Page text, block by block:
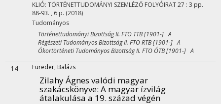
KLIÓ: TÖRTÉNETTUDOMÁNYI SZEMLÉZŐ FOLYÓIRAT27 : 3 pp.
88-93. , 6 p. (2018)
Tudományos
Történettudományi Bizottság II. FTO TTB [1901-] A
Régészeti Tudományos Bizottság II. FTO RTB [1901-] A
Ókortörténeti Tudományos Bizottság II. FTO ÓTB [1901-] A
14 Füreder, Balázs
Zilahy Ágnes valódi magyar
szakácskönyve: A magyar ízvilág
átalakulása a 19. század végén